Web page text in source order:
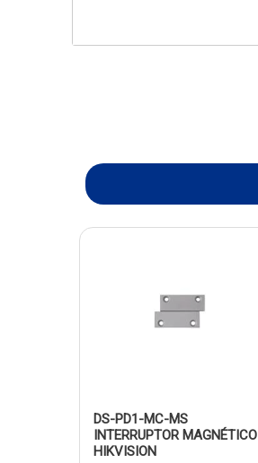
DS-PD1-MC-MS
INTERRUPTOR MAGNÉTICO
HIKVISION